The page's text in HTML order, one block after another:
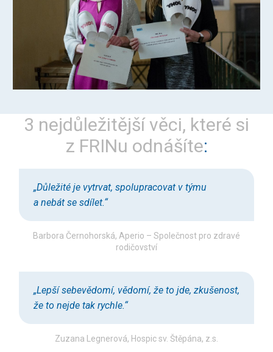
3 nejdůležitější věci, které si
z FRINu odnášíte
„Důležité je vytrvat, spolupracovat v týmu
a nebát se sdílet.“
Barbora Černohorská, Aperio – Společnost pro zdravé
rodičovství
„Lepší sebevědomí, vědomí, že to jde, zkušenost,
že to nejde tak rychle.“
Zuzana Legnerová, Hospic sv. Štěpána, z.s.